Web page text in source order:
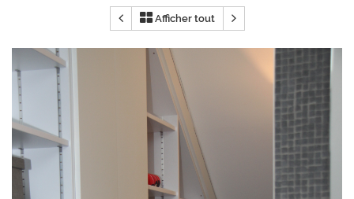
Afficher tout